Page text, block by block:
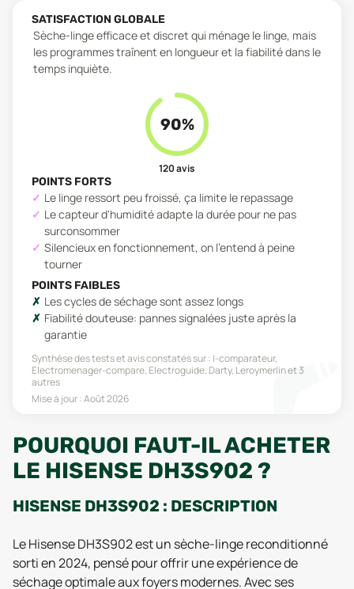
SATISFACTION GLOBALE
Sèche-linge efficace et discret qui ménage le linge, mais
les programmes traînent en longueur et la fiabilité dans le
temps inquiète.
90%
120avis
POINTS FORTS
Le linge ressort peu froissé, ça limite le repassage
Le capteur d'humidité adapte la durée pour ne pas
surconsommer
Silencieux en fonctionnement, on l'entend à peine
tourner
POINTS FAIBLES
Les cycles de séchage sont assez longs
Fiabilité douteuse: pannes signalées juste après la
garantie
Synthèse des tests et avis constatés sur : I-comparateur,
Electromenager-compare, Electroguide, Darty, Leroymerlinet 3
autres
Mise à jour :Août 2026
POURQUOI FAUT-IL ACHETER
LE HISENSE DH3S902 ?
HISENSE DH3S902 : DESCRIPTION
Le Hisense DH3S902 est un sèche-linge reconditionné
sorti en 2024, pensé pour offrir une expérience de
séchage optimale aux foyers modernes. Avec ses